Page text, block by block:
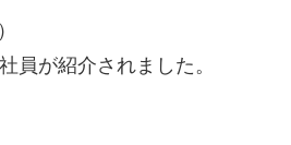
員が紹介されました。